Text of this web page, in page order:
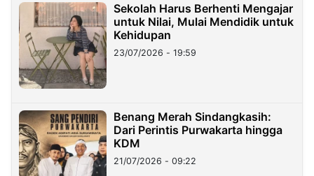
Sekolah Harus Berhenti Mengajar
untuk Nilai, Mulai Mendidik untuk
Kehidupan
23/07/2026 - 19:59
Benang Merah Sindangkasih:
Dari Perintis Purwakarta hingga
KDM
21/07/2026 - 09:22